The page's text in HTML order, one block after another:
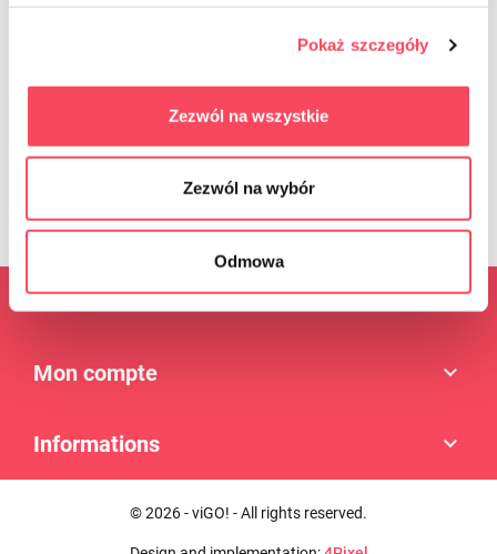
Pokaż szczegóły
Zezwól na wszystkie
Zezwól na wybór
Odmowa
2017.1219, c'est-à-dire) à l'adresse e-mail fournie concernant les
services proposés par The le consentement est volontaire et peut
l'e-mail. Le retrait du consentement n'affecte pas la licéité du
traitement qui a été effectué sur la base du consentement avant
son retrait. L'administrateur traite les données conformément à
Politique de confidentialité. Règles de protection des données
Produits 
Mon compte 
Informations 
© 2026 - viGO! - All rights reserved.